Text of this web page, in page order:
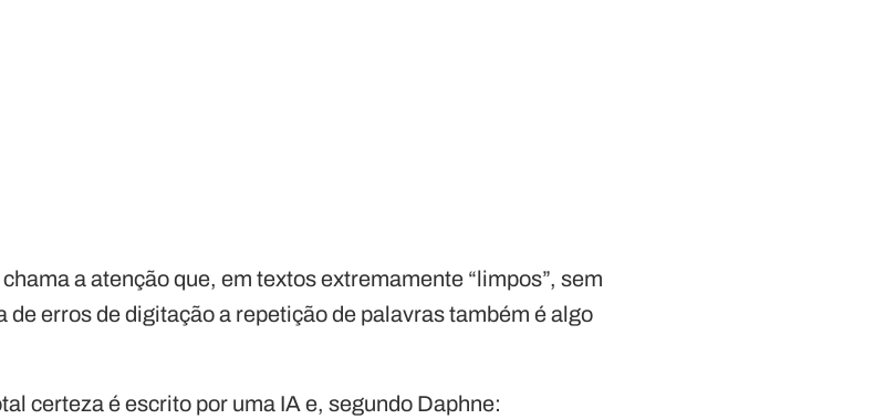
a atenção que, em textos extremamente “limpos”, sem
erros de digitação a repetição de palavras também é algo
certeza é escrito por uma IA e, segundo Daphne: